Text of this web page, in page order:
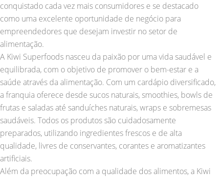
conquistado cada vez mais consumidores e se destacado
como uma excelente oportunidade de negócio para
empreendedores que desejam investir no setor de
alimentação.
A Kiwi Superfoods nasceu da paixão por uma vida saudável e
equilibrada, com o objetivo de promover o bem-estar e a
saúde através da alimentação. Com um cardápio diversificado,
a franquia oferece desde sucos naturais, smoothies, bowls de
frutas e saladas até sanduíches naturais, wraps e sobremesas
saudáveis. Todos os produtos são cuidadosamente
preparados, utilizando ingredientes frescos e de alta
qualidade, livres de conservantes, corantes e aromatizantes
artificiais.
Além da preocupação com a qualidade dos alimentos, a Kiwi